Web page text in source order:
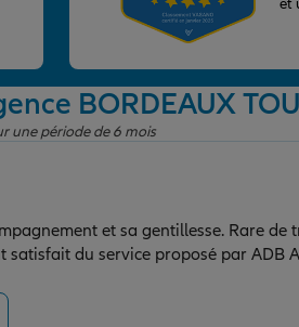
BORDEAUX
une période de 6 mois
et sa gentillesse. Rare de
satisfait du service proposé par ADB